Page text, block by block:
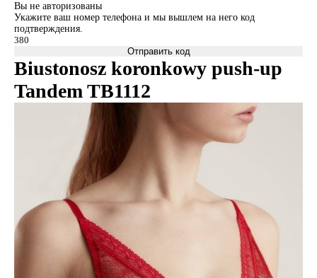
Вы не авторизованы
Укажите ваш номер телефона и мы вышлем на него код
подтверждения.
Отправить код
Biustonosz koronkowy push-up
Tandem TB1112